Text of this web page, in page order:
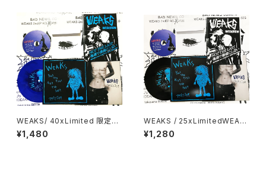
WEAKS/ 40xLimited 限定40
セット 7"EP+CD+別ジャケット
＋ZINE
¥1,480
WEAKS / 25xLimitedWEAK
S / 7"EP+CD+別ジャケット＋Z
INE
¥1,280